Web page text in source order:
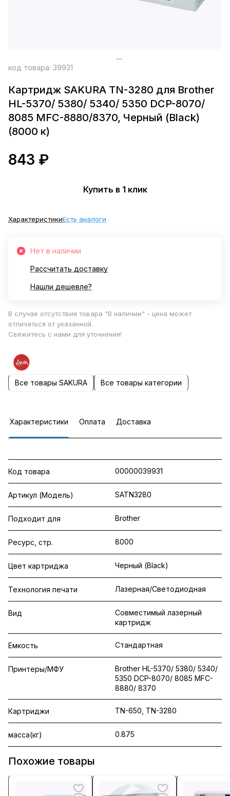
код товара: 39931
Картридж SAKURA TN-3280 для Brother
HL-5370/ 5380/ 5340/ 5350 DCP-8070/
8085 MFC-8880/8370, Черный (Black)
(8000 к)
843 ₽
Купить в 1 клик
ХарактеристикиЕсть аналоги
Нет в наличии
Рассчитать доставку
Нашли дешевле?
В случае отсутствия товара "В наличии" - цена может
отличаться от указанной.
Свяжитесь с нами для уточнения!
Все товары SAKURA Все товары категории
Характеристики Оплата Доставка
Код товара 00000039931
Артикул (Модель) SATN3280
Подходит для Brother
Ресурс, стр. 8000
Цвет картриджа Черный (Black)
Технология печати Лазерная/Светодиодная
Вид
Совместимый лазерный
картридж
Емкость Стандартная
Принтеры/МФУ
Brother HL-5370/ 5380/ 5340/
5350 DCP-8070/ 8085 MFC-
8880/ 8370
Картриджи TN-650, TN-3280
масса(кг) 0.875
Похожие товары